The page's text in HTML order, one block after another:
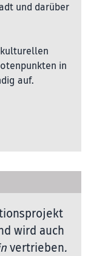
und darüber
in
auf.
wird auch
vertrieben.